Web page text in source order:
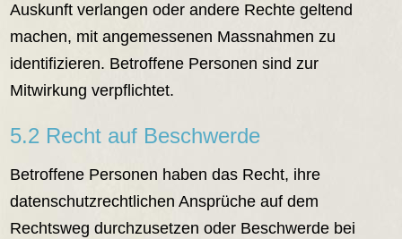
Auskunft verlangen oder andere Rechte geltend
machen, mit angemessenen Massnahmen zu
identifizieren. Betroffene Personen sind zur
Mitwirkung verpflichtet.
5.2 Recht auf Beschwerde
Betroffene Personen haben das Recht, ihre
datenschutzrechtlichen Ansprüche auf dem
Rechtsweg durchzusetzen oder Beschwerde bei